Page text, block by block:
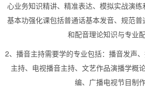
心业务知识精讲、精准表达、模拟实战演练
基本功强化课包括普通话基本发音、规范
和配音理论知识与专业配
2、播音主持需要学的专业包括：播音发声
主持、电视播音主持、文艺作品演播学概
编、广播电视节目制作